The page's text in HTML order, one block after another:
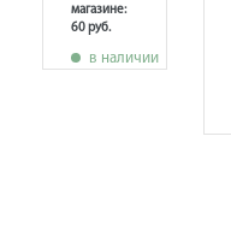
магазине:
60 руб.
в наличии